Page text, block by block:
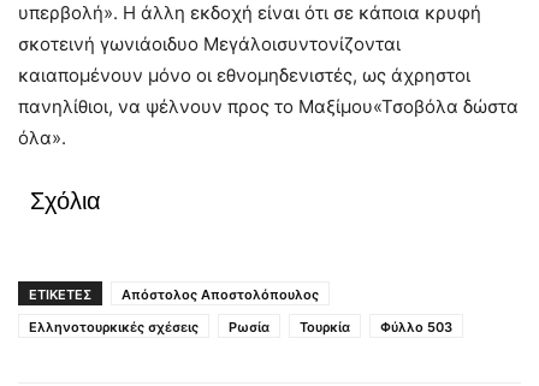
υπερβολή». Η άλλη εκδοχή είναι ότι σε κάποια κρυφή
σκοτεινή γωνιάοιδυο Μεγάλοισυντονίζονται
καιαπομένουν μόνο οι εθνομηδενιστές, ως άχρηστοι
πανηλίθιοι, να ψέλνουν προς το Μαξίμου«Τσοβόλα δώστα
όλα».
Σχόλια
ΕΤΙΚΕΤΕΣ
Απόστολος Αποστολόπουλος
Ελληνοτουρκικές σχέσεις
Ρωσία Τουρκία Φύλλο 503